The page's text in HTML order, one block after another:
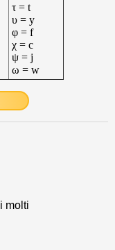
τ = t
υ = y
φ = f
χ = c
ψ = j
ω = w
molti